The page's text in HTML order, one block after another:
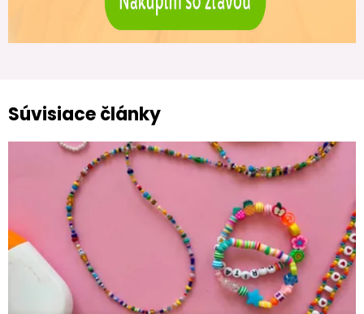
Súvisiace články